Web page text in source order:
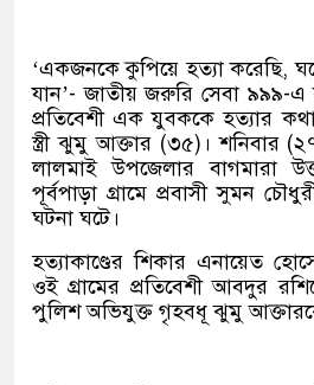
‘একজনকে কুপিয়ে হত্যা করেছি,
যান’- জাতীয় জরুরি সেবা ৯৯৯-
প্রতিবেশী এক যুবককে হত্যার
স্ত্রী ঝুমু আক্তার (৩৫)। শনিবার
লালমাই উপজেলার বাগমারা
পূর্বপাড়া গ্রামে প্রবাসী সুমন
ঘটনা ঘটে।
হত্যাকাণ্ডের শিকার এনায়েত
ওই গ্রামের প্রতিবেশী আবদুর
পুলিশ অভিযুক্ত গৃহবধূ ঝুমু